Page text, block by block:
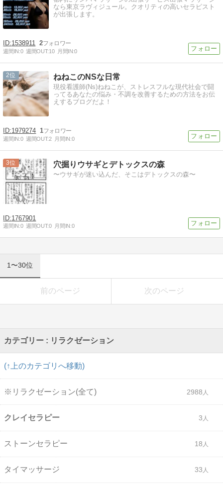
なら東京ラヴィジュール。クオリティの高いセラピスト
が出張します。
1538911 2
週間IN:0 週間OUT:10 月間IN:0
2 ねねこのNSな日常
現役看護師(Ns)ねねこが、ストレスフルな現代社会で闘
ってるあなたの悩み・不調を改善するための方法をお伝
えするブログだよ！
1979274 1
週間IN:0 週間OUT:2 月間IN:0
3 穴掘りウサギとデトックスの森
〜ウサギが迷い込んだ、そこはデトックスの森〜
1767901
週間IN:0 週間OUT:0 月間IN:0
1〜30位
前のページ 次のページ
カテゴリー : リラクゼーション
(↑上のカテゴリへ移動)
※リラクゼーション(全て) 2988
クレイセラピー 3
ストーンセラピー 18
タイマッサージ 33